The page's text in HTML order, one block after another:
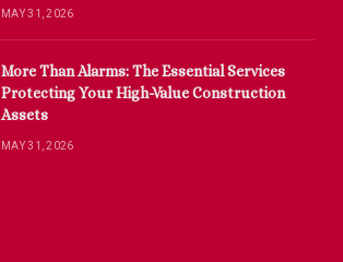
MAY 31, 2026
More Than Alarms: The Essential Services
Protecting Your High-Value Construction
Assets
MAY 31, 2026